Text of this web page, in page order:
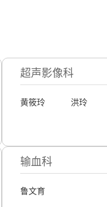
超声影像科
黄筱玲 洪玲
输血科
鲁文育